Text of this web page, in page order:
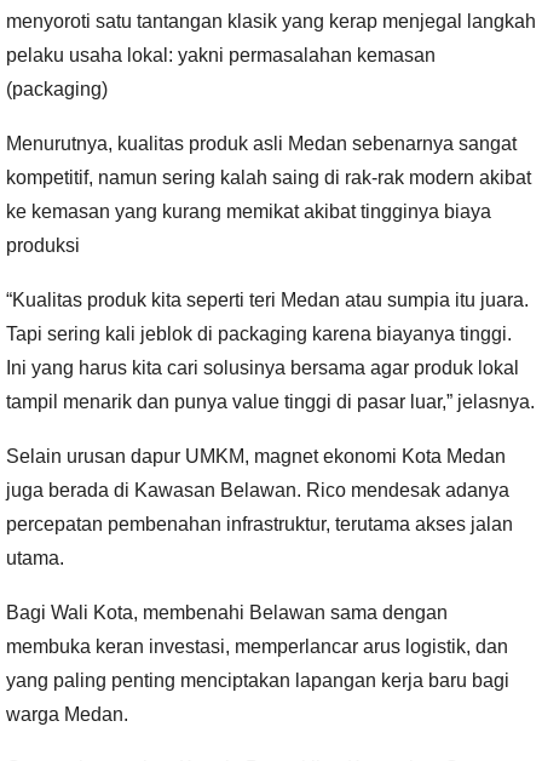
menyoroti satu tantangan klasik yang kerap menjegal langkah
pelaku usaha lokal: yakni permasalahan kemasan
(packaging)
Menurutnya, kualitas produk asli Medan sebenarnya sangat
kompetitif, namun sering kalah saing di rak-rak modern akibat
ke kemasan yang kurang memikat akibat tingginya biaya
produksi
“Kualitas produk kita seperti teri Medan atau sumpia itu juara.
Tapi sering kali jeblok di packaging karena biayanya tinggi.
Ini yang harus kita cari solusinya bersama agar produk lokal
tampil menarik dan punya value tinggi di pasar luar,” jelasnya.
Selain urusan dapur UMKM, magnet ekonomi Kota Medan
juga berada di Kawasan Belawan. Rico mendesak adanya
percepatan pembenahan infrastruktur, terutama akses jalan
utama.
Bagi Wali Kota, membenahi Belawan sama dengan
membuka keran investasi, memperlancar arus logistik, dan
yang paling penting menciptakan lapangan kerja baru bagi
warga Medan.